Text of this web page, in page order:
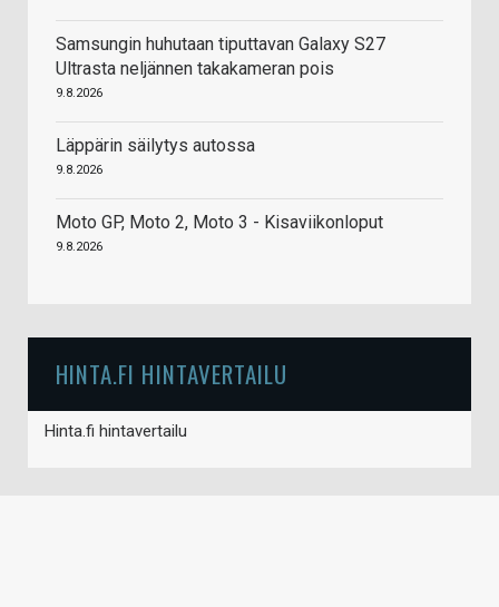
Samsungin huhutaan tiputtavan Galaxy S27
Ultrasta neljännen takakameran pois
9.8.2026
Läppärin säilytys autossa
9.8.2026
Moto GP, Moto 2, Moto 3 - Kisaviikonloput
9.8.2026
HINTA.FI HINTAVERTAILU
Hinta.fi hintavertailu